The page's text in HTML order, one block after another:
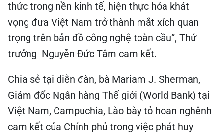
thức trong nền kinh tế, hiện thực hóa khát
vọng đưa Việt Nam trở thành mắt xích quan
trọng trên bản đồ công nghệ toàn cầu”, Thứ
trưởng Nguyễn Đức Tâm cam kết.
Chia sẻ tại diễn đàn, bà Mariam J. Sherman,
Giám đốc Ngân hàng Thế giới (World Bank) tại
Việt Nam, Campuchia, Lào bày tỏ hoan nghênh
cam kết của Chính phủ trong việc phát huy